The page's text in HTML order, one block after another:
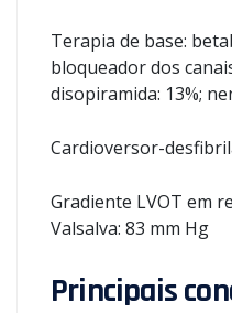
Terapia de base:
bloqueador dos
disopiramida: 13%;
Cardioversor-
Gradiente LVOT em
Valsalva: 83 mm Hg
Principais